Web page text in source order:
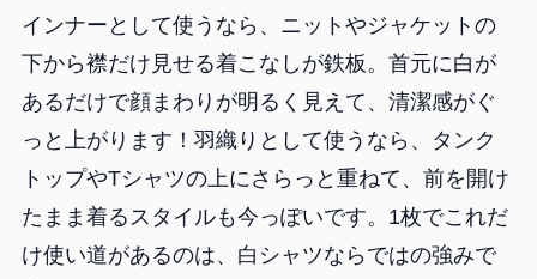
インナーとして使うなら、ニットやジャケットの
下から襟だけ見せる着こなしが鉄板。首元に白が
あるだけで顔まわりが明るく見えて、清潔感がぐ
っと上がります！羽織りとして使うなら、タンク
トップやTシャツの上にさらっと重ねて、前を開け
たまま着るスタイルも今っぽいです。1枚でこれだ
け使い道があるのは、白シャツならではの強みで